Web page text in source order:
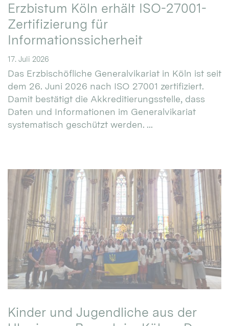
Erzbistum Köln erhält ISO-27001-
Zertifizierung für
Informationssicherheit
17. Juli 2026
Das Erzbischöfliche Generalvikariat in Köln ist seit
dem 26. Juni 2026 nach ISO 27001 zertifiziert.
Damit bestätigt die Akkreditierungsstelle, dass
Daten und Informationen im Generalvikariat
systematisch geschützt werden. ...
Kinder und Jugendliche aus der